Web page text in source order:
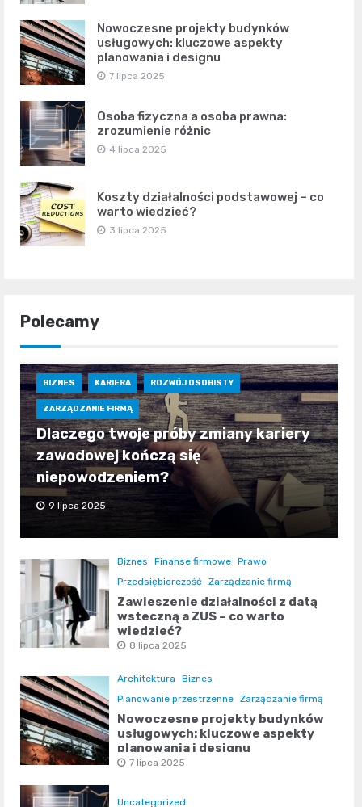
Nowoczesne projekty budynków
usługowych: kluczowe aspekty
planowania i designu
7 lipca 2025
Osoba fizyczna a osoba prawna:
zrozumienie różnic
4 lipca 2025
Koszty działalności podstawowej – co
warto wiedzieć?
3 lipca 2025
Polecamy
BIZNES KARIERA ROZWÓJ OSOBISTY
ZARZĄDZANIE FIRMĄ
Dlaczego twoje próby zmiany kariery
zawodowej kończą się
niepowodzeniem?
9 lipca 2025
Biznes Finanse firmowe Prawo
Przedsiębiorczość
Zarządzanie firmą
Zawieszenie działalności z datą
wsteczną a ZUS – co warto
wiedzieć?
8 lipca 2025
Architektura
Biznes
Planowanie przestrzenne Zarządzanie firmą
Nowoczesne projekty budynków
usługowych: kluczowe aspekty
planowania i designu
7 lipca 2025
Uncategorized